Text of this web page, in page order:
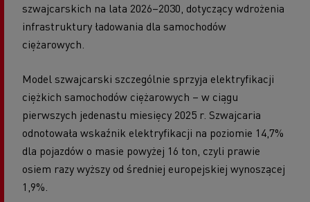
szwajcarskich na lata 2026–2030, dotyczący wdrożenia
infrastruktury ładowania dla samochodów
ciężarowych.
Model szwajcarski szczególnie sprzyja elektryfikacji
ciężkich samochodów ciężarowych – w ciągu
pierwszych jedenastu miesięcy 2025 r. Szwajcaria
odnotowała wskaźnik elektryfikacji na poziomie 14,7%
dla pojazdów o masie powyżej 16 ton, czyli prawie
osiem razy wyższy od średniej europejskiej wynoszącej
1,9%.